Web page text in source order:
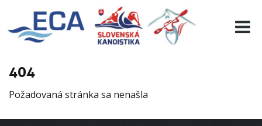
404
Požadovaná stránka sa nenašla
EURO 19
INFO
RESULTS